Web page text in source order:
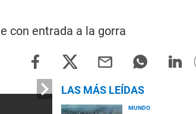
con entrada a la gorra
LAS MÁS LEÍDAS
MUNDO